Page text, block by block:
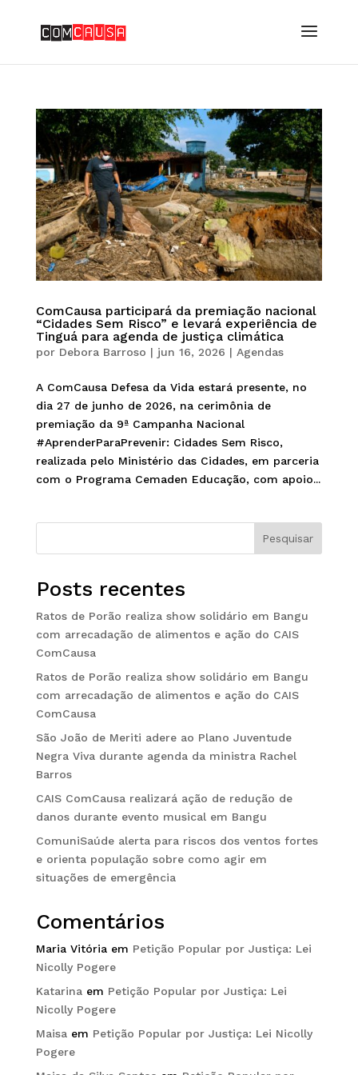
ComCausa participará da premiação nacional
“Cidades Sem Risco” e levará experiência de
Tinguá para agenda de justiça climática
por Debora Barroso | jun 16, 2026 | Agendas
A ComCausa Defesa da Vida estará presente, no
dia 27 de junho de 2026, na cerimônia de
premiação da 9ª Campanha Nacional
#AprenderParaPrevenir: Cidades Sem Risco,
realizada pelo Ministério das Cidades, em parceria
com o Programa Cemaden Educação, com apoio...
Pesquisar
Posts recentes
Ratos de Porão realiza show solidário em Bangu
com arrecadação de alimentos e ação do CAIS
ComCausa
Ratos de Porão realiza show solidário em Bangu
com arrecadação de alimentos e ação do CAIS
ComCausa
São João de Meriti adere ao Plano Juventude
Negra Viva durante agenda da ministra Rachel
Barros
CAIS ComCausa realizará ação de redução de
danos durante evento musical em Bangu
ComuniSaúde alerta para riscos dos ventos fortes
e orienta população sobre como agir em
situações de emergência
Comentários
Maria Vitóriaem Petição Popular por Justiça: Lei
Nicolly Pogere
Katarinaem Petição Popular por Justiça: Lei
Nicolly Pogere
Maisaem Petição Popular por Justiça: Lei Nicolly
Pogere